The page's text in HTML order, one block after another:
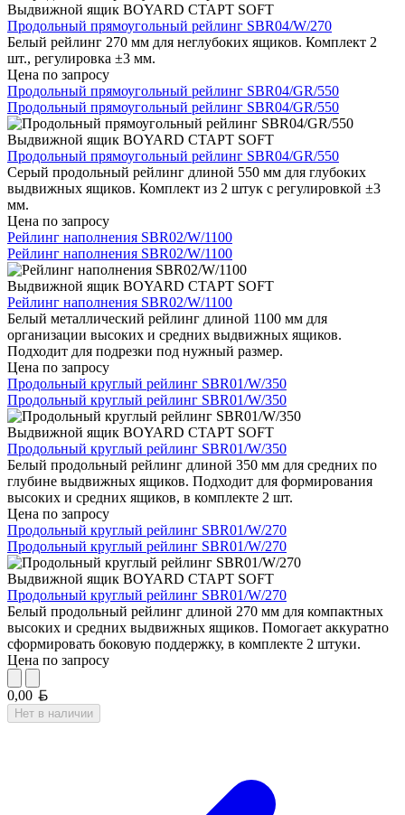
Выдвижной ящик BOYARD СТАРТ SOFT
Продольный прямоугольный рейлинг SBR04/W/270
Белый рейлинг 270 мм для неглубоких ящиков. Комплект 2
шт., регулировка ±3 мм.
Цена по запросу
Продольный прямоугольный рейлинг SBR04/GR/550
Продольный прямоугольный рейлинг SBR04/GR/550
Выдвижной ящик BOYARD СТАРТ SOFT
Продольный прямоугольный рейлинг SBR04/GR/550
Серый продольный рейлинг длиной 550 мм для глубоких
выдвижных ящиков. Комплект из 2 штук с регулировкой ±3
мм.
Цена по запросу
Рейлинг наполнения SBR02/W/1100
Рейлинг наполнения SBR02/W/1100
Выдвижной ящик BOYARD СТАРТ SOFT
Рейлинг наполнения SBR02/W/1100
Белый металлический рейлинг длиной 1100 мм для
организации высоких и средних выдвижных ящиков.
Подходит для подрезки под нужный размер.
Цена по запросу
Продольный круглый рейлинг SBR01/W/350
Продольный круглый рейлинг SBR01/W/350
Выдвижной ящик BOYARD СТАРТ SOFT
Продольный круглый рейлинг SBR01/W/350
Белый продольный рейлинг длиной 350 мм для средних по
глубине выдвижных ящиков. Подходит для формирования
высоких и средних ящиков, в комплекте 2 шт.
Цена по запросу
Продольный круглый рейлинг SBR01/W/270
Продольный круглый рейлинг SBR01/W/270
Выдвижной ящик BOYARD СТАРТ SOFT
Продольный круглый рейлинг SBR01/W/270
Белый продольный рейлинг длиной 270 мм для компактных
высоких и средних выдвижных ящиков. Помогает аккуратно
сформировать боковую поддержку, в комплекте 2 штуки.
Цена по запросу
0,00
Нет в наличии